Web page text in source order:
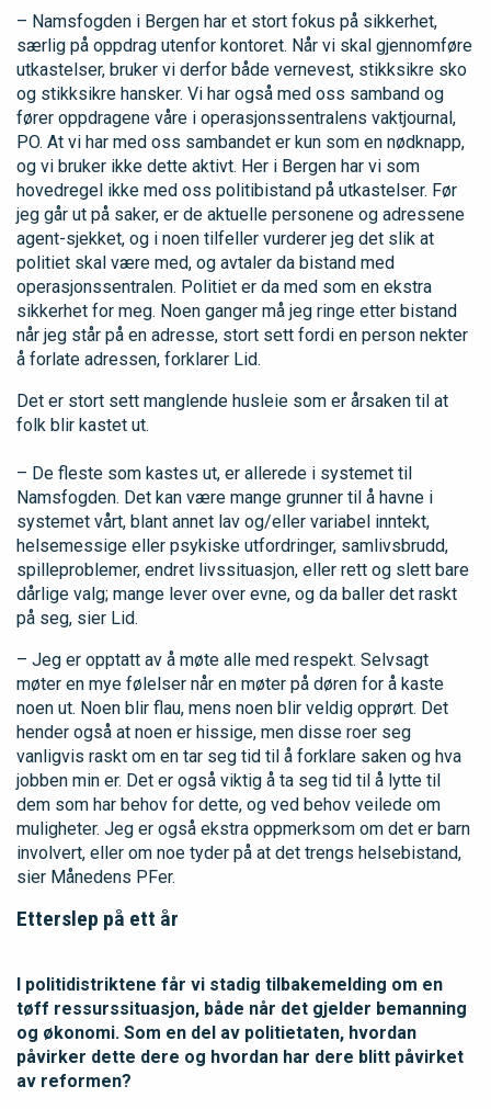
– Namsfogden i Bergen har et stort fokus på sikkerhet,
særlig på oppdrag utenfor kontoret. Når vi skal gjennomføre
utkastelser, bruker vi derfor både vernevest, stikksikre sko
og stikksikre hansker. Vi har også med oss samband og
fører oppdragene våre i operasjonssentralens vaktjournal,
PO. At vi har med oss sambandet er kun som en nødknapp,
og vi bruker ikke dette aktivt. Her i Bergen har vi som
hovedregel ikke med oss politibistand på utkastelser. Før
jeg går ut på saker, er de aktuelle personene og adressene
agent-sjekket, og i noen tilfeller vurderer jeg det slik at
politiet skal være med, og avtaler da bistand med
operasjonssentralen. Politiet er da med som en ekstra
sikkerhet for meg. Noen ganger må jeg ringe etter bistand
når jeg står på en adresse, stort sett fordi en person nekter
å forlate adressen, forklarer Lid.
Det er stort sett manglende husleie som er årsaken til at
folk blir kastet ut.
– De fleste som kastes ut, er allerede i systemet til
Namsfogden. Det kan være mange grunner til å havne i
systemet vårt, blant annet lav og/eller variabel inntekt,
helsemessige eller psykiske utfordringer, samlivsbrudd,
spilleproblemer, endret livssituasjon, eller rett og slett bare
dårlige valg; mange lever over evne, og da baller det raskt
på seg, sier Lid.
– Jeg er opptatt av å møte alle med respekt. Selvsagt
møter en mye følelser når en møter på døren for å kaste
noen ut. Noen blir flau, mens noen blir veldig opprørt. Det
hender også at noen er hissige, men disse roer seg
vanligvis raskt om en tar seg tid til å forklare saken og hva
jobben min er. Det er også viktig å ta seg tid til å lytte til
dem som har behov for dette, og ved behov veilede om
muligheter. Jeg er også ekstra oppmerksom om det er barn
involvert, eller om noe tyder på at det trengs helsebistand,
sier Månedens PFer.
Etterslep på ett år
I politidistriktene får vi stadig tilbakemelding om en
tøff ressurssituasjon, både når det gjelder bemanning
og økonomi. Som en del av politietaten, hvordan
påvirker dette dere og hvordan har dere blitt påvirket
av reformen?